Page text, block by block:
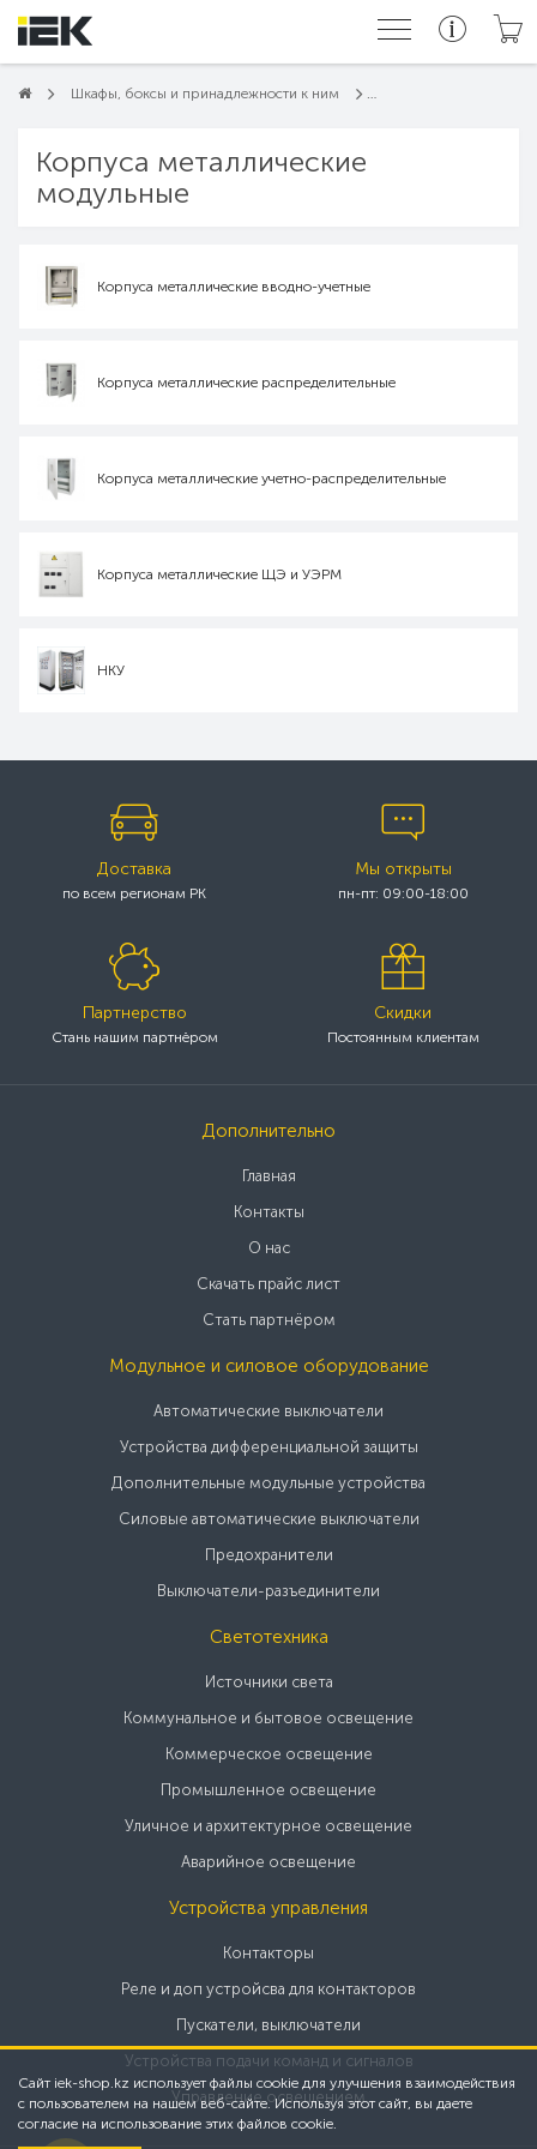
Шкафы, боксы и принадлежности к ним
Корпуса металлические
модульные
Корпуса металлические вводно-учетные
Корпуса металлические распределительные
Корпуса металлические учетно-распределительные
Корпуса металлические ЩЭ и УЭРМ
НКУ
Доставка
по всем регионам РК
Мы открыты
пн-пт: 09:00-18:00
Партнерство
Стань нашим партнёром
Скидки
Постоянным клиентам
Дополнительно
Главная
Контакты
О нас
Скачать прайс лист
Стать партнёром
Модульное и силовое оборудование
Автоматические выключатели
Устройства дифференциальной защиты
Дополнительные модульные устройства
Силовые автоматические выключатели
Предохранители
Выключатели-разъединители
Светотехника
Источники света
Коммунальное и бытовое освещение
Коммерческое освещение
Промышленное освещение
Уличное и архитектурное освещение
Аварийное освещение
Устройства управления
Контакторы
Реле и доп устройсва для контакторов
Пускатели, выключатели
Устройства подачи команд и сигналов
Управление освещением
Сайт iek-shop.kz использует файлы cookie для улучшения взаимодействия
с пользователем на нашем веб-сайте. Используя этот сайт, вы даете
согласие на использование этих файлов cookie.